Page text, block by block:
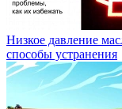
Низкое давление
способы устранения